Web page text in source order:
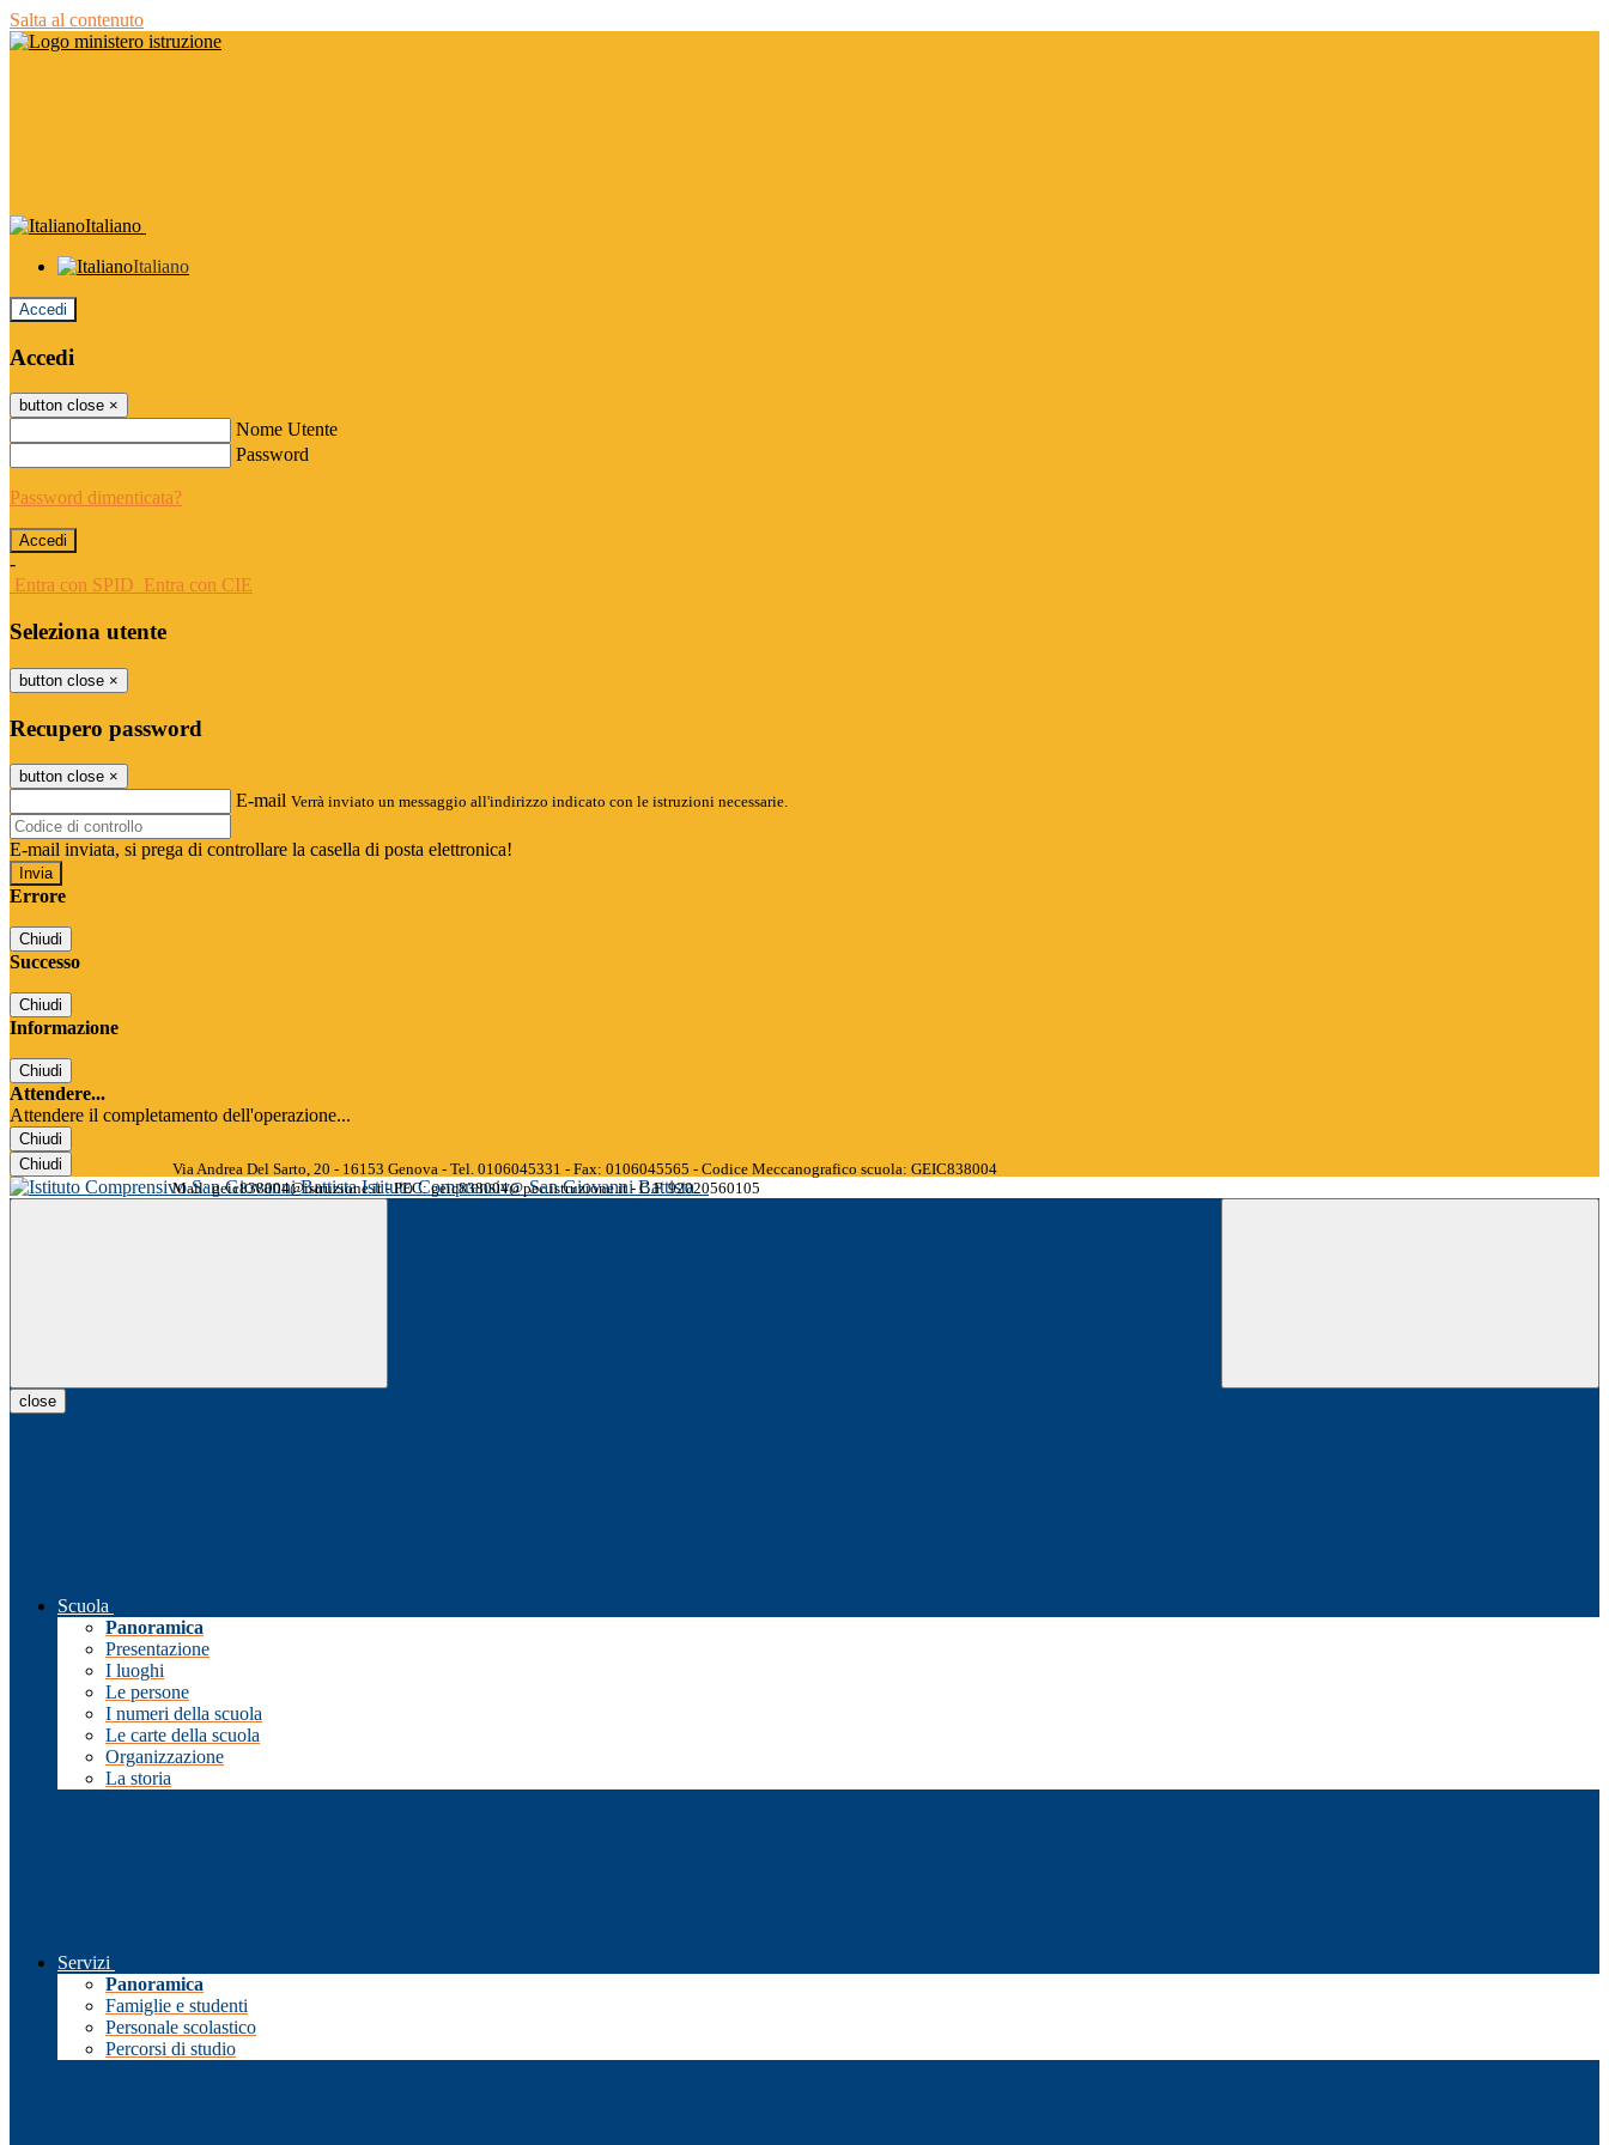
Salta al contenuto
Italiano
Italiano
Accedi
Accedi
button close ×
Nome Utente
Password
Password dimenticata?
-
Entra con SPID Entra con CIE
Seleziona utente
button close ×
Recupero password
button close ×
E-mail Verrà inviato un messaggio all'indirizzo indicato con le istruzioni necessarie.
E-mail inviata, si prega di controllare la casella di posta elettronica!
Errore
Chiudi
Successo
Chiudi
Informazione
Chiudi
Attendere...
Attendere il completamento dell'operazione...
Chiudi
Chiudi
Istituto Comprensivo San Giovanni Battista
Via Andrea Del Sarto, 20 - 16153 Genova - Tel. 0106045331 - Fax: 0106045565 - Codice Meccanografico scuola: GEIC838004
Mail: geic838004@istruzione.it - PEC: geic838004@pec.istruzione.it - C.F. 92020560105
close
Scuola
Panoramica
Presentazione
I luoghi
Le persone
I numeri della scuola
Le carte della scuola
Organizzazione
La storia
Servizi
Panoramica
Famiglie e studenti
Personale scolastico
Percorsi di studio